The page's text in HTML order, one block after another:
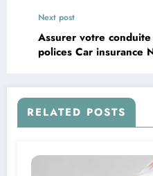
Next post
Assurer votre
polices Car insurance
RELATED POSTS